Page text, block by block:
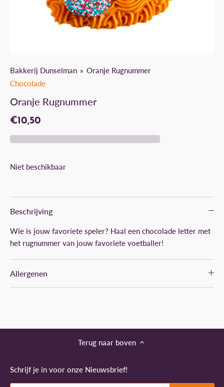
Bakkerij Dunselman
Oranje Rugnummer
Chocolade
Oranje Rugnummer
€10,50
Niet beschikbaar
Beschrijving
Wie is jouw favoriete speler? Haal een chocolade letter met
het rugnummer van jouw favoriete voetballer!
Allergenen
Terug naar boven
Schrijf je in voor onze Nieuwsbrief!